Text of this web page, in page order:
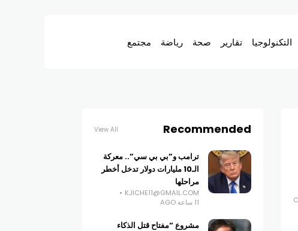
التكنولوجيا تقارير صحة رياضة مجتمع
Recommended
View All
ترامب و”بي بي سي”.. معركة
الـ10 مليارات دولار تدخل أخطر
مراحلها
KJICHE11@GMAIL.COM
11 ساعة AGO
مشروع “مفتاح قتل الذكاء